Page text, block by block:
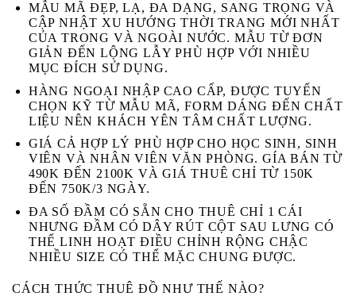
MẪU MÃ ĐẸP, LẠ, ĐA DẠNG, SANG TRỌNG VÀ
CẬP NHẬT XU HƯỚNG THỜI TRANG MỚI NHẤT
CỦA TRONG VÀ NGOÀI NƯỚC. MẪU TỪ ĐƠN
GIẢN ĐẾN LỘNG LẪY PHÙ HỢP VỚI NHIỀU
MỤC ĐÍCH SỬ DỤNG.
HÀNG NGOẠI NHẬP CAO CẤP, ĐƯỢC TUYỂN
CHỌN KỸ TỪ MẪU MÃ, FORM DÁNG ĐẾN CHẤT
LIỆU NÊN KHÁCH YÊN TÂM CHẤT LƯỢNG.
GIÁ CẢ HỢP LÝ PHÙ HỢP CHO HỌC SINH, SINH
VIÊN VÀ NHÂN VIÊN VĂN PHÒNG. GÍA BÁN TỪ
490K ĐẾN 2100K VÀ GIÁ THUÊ CHỈ TỪ 150K
ĐẾN 750K/3 NGÀY.
ĐA SỐ ĐẦM CÓ SẴN CHO THUÊ CHỈ 1 CÁI
NHƯNG ĐẦM CÓ DÂY RÚT CỘT SAU LƯNG CÓ
THỂ LINH HOẠT ĐIỀU CHỈNH RỘNG CHẬC
NHIỀU SIZE CÓ THỂ MẶC CHUNG ĐƯỢC.
CÁCH THỨC THUÊ ĐỒ NHƯ THẾ NÀO?